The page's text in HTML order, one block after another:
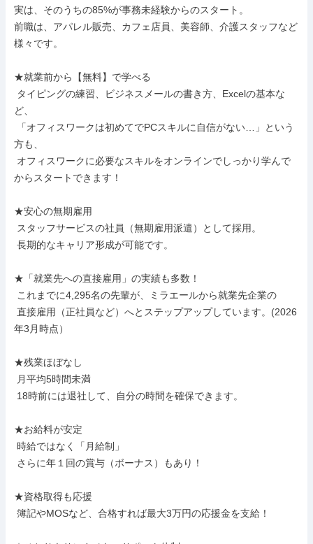
実は、そのうちの85%が事務未経験からのスタート。
前職は、アパレル販売、カフェ店員、美容師、介護スタッフなど
様々です。
★就業前から【無料】で学べる
ど、
方も、
からスタートできます！
★安心の無期雇用
★「就業先への直接雇用」の実績も多数！
年3月時点）
★残業ほぼなし
★お給料が安定
★資格取得も応援